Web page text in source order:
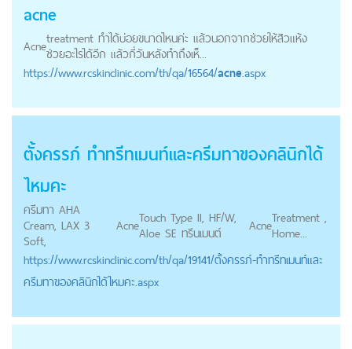
acne
Acnetreatment ทำได้บ่อยขนาดไหนค่ะ แล้วนอกจากช่วยให้สิวแห้ง
ช่วยอะไรได้อีก แล้วกี่วันหลังทำถึงเห็...
https://www.rcskinclinic.com/th/qa/16564/acne.aspx
ตั้งครรภ์ ทําทรีทเมนท์และครีมทาของคลินิกได้
ไหมคะ
ครีมทา AHA
Cream, LAX 3
Soft,
AcneTouch Type II, HF/W,
Aloe SE ทรีนเมนต์
AcneTreatment ,
Home...
https://www.rcskinclinic.com/th/qa/19141/ตั้งครรภ์-ทําทรีทเมนท์และ
ครีมทาของคลินิกได้ไหมคะ.aspx